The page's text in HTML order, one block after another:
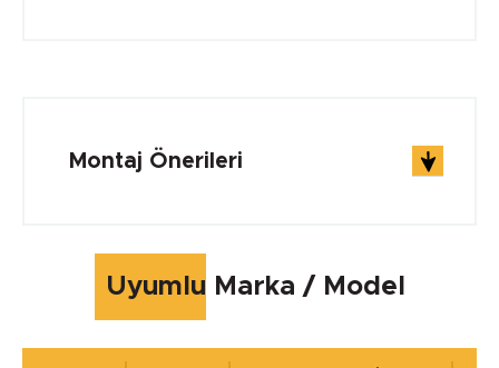
Çalışma Sıcaklığı max.
Montaj Önerileri
Uyumlu Marka / Model